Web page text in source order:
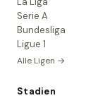
Serie A
Bundesliga
Ligue 1
Alle Ligen →
Stadien